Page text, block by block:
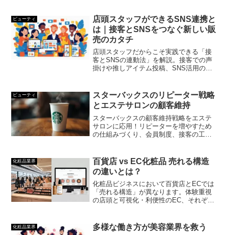
ビューティ
店頭スタッフができるSNS連携と
は｜接客とSNSをつなぐ新しい販
売のカタチ
店頭スタッフだからこそ実践できる「接
客とSNSの連動法」を解説。接客での声
掛けや推しアイテム投稿、SNS活用の具
します。
ビューティ
スターバックスのリピーター戦略
とエステサロンの顧客維持
スターバックスの顧客維持戦略をエステ
サロンに応用！リピーターを増やすため
の仕組みづくり、会員制度、接客の工夫
化粧品業界
百貨店 vs EC化粧品 売れる構造
の違いとは？
化粧品ビジネスにおいて百貨店とECでは
「売れる構造」が異なります。体験重視
の店頭と可視化・利便性のEC、それぞれ
化粧品業界 多様な働き方が美容業界を救う